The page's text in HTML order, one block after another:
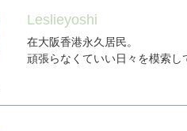
Leslieyoshi
在大阪香港永久居民。
頑張らなくていい日々を模索し